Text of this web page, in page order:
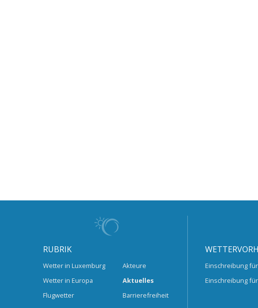
RUBRIK
Wetter in Luxemburg
Wetter in Europa
Flugwetter
Akteure
Aktuelles
Barrierefreiheit
Einschreibung
Einschreibung